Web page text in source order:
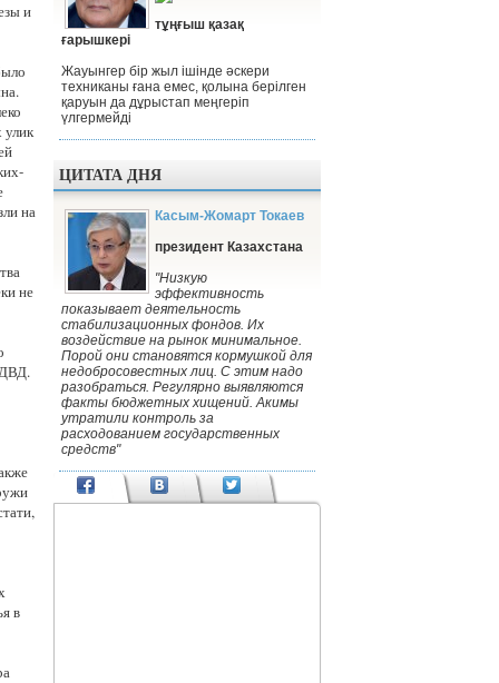
и
улик
на
не
ДВД.
в
тұңғыш қазақ
ғарышкері
Жауынгер бір жыл ішінде әскери
техниканы ғана емес, қолына берілген
қаруын да дұрыстап меңгеріп
үлгермейді
ЦИТАТА ДНЯ
Касым-Жомарт Токаев
президент Казахстана
"Низкую
эффективность
показывает деятельность
стабилизационных фондов. Их
воздействие на рынок минимальное.
Порой они становятся кормушкой для
недобросовестных лиц. С этим надо
разобраться. Регулярно выявляются
факты бюджетных хищений. Акимы
утратили контроль за
расходованием государственных
средств"